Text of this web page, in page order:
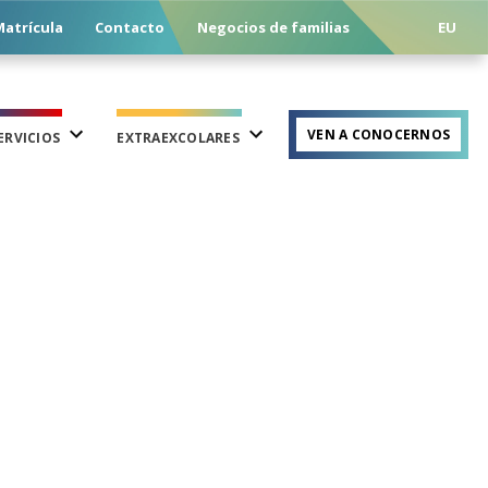
Contacto Negocios de familias EU
EXTRAEXCOLARES VEN A CONOCERNOS